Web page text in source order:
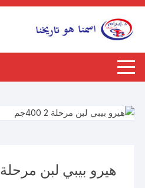
التجاوز
المحتوى
هيرو بيبي لبن مرحلة 2 400جم